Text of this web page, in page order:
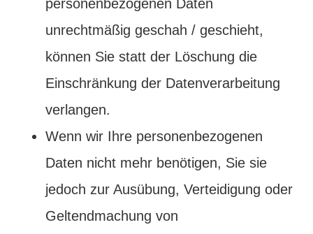
personenbezogenen Daten
unrechtmäßig geschah / geschieht,
können Sie statt der Löschung die
Einschränkung der Datenverarbeitung
verlangen.
Wenn wir Ihre personenbezogenen
Daten nicht mehr benötigen, Sie sie
jedoch zur Ausübung, Verteidigung oder
Geltendmachung von